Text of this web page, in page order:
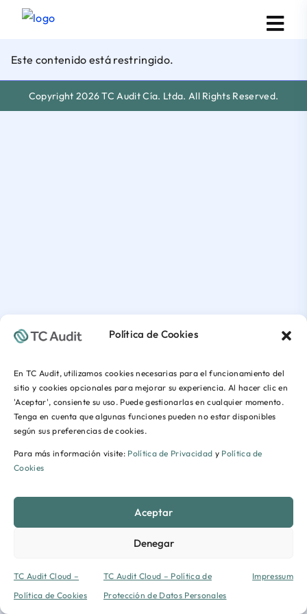
Política de Cookies
En TC Audit, utilizamos cookies necesarias para el funcionamiento del
sitio y cookies opcionales para mejorar su experiencia. Al hacer clic en
'Aceptar', consiente su uso. Puede gestionarlas en cualquier momento.
Tenga en cuenta que algunas funciones pueden no estar disponibles
según sus preferencias de cookies.
Para más información visite: Política de Privacidad y Política de
Cookies
Aceptar
Denegar
TC Audit Cloud –
Política de Cookies
TC Audit Cloud – Política de
Protección de Datos Personales
Impressum
Este contenido está restringido.
Copyright 2026 TC Audit Cía. Ltda. All Rights Reserved.